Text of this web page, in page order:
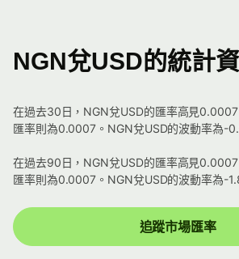
NGN兌USD的統計
在過去30日，NGN兌USD的匯率高見
匯率則為0.0007。NGN兌USD的波動率為-
在過去90日，NGN兌USD的匯率高見
匯率則為0.0007。NGN兌USD的波動率為-
追蹤市場匯率